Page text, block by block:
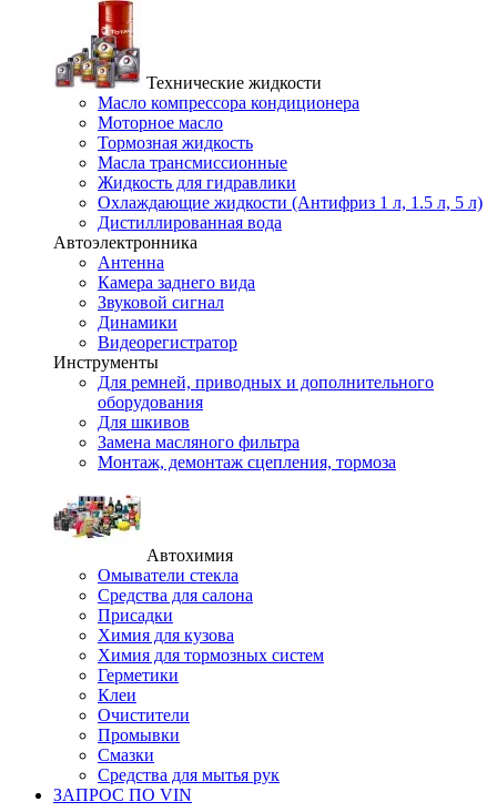
Технические жидкости
Масло компрессора кондиционера
Моторное масло
Тормозная жидкость
Масла трансмиссионные
Жидкость для гидравлики
Охлаждающие жидкости (Антифриз 1 л, 1.5 л, 5 л)
Дистиллированная вода
Автоэлектронника
Антенна
Камера заднего вида
Звуковой сигнал
Динамики
Видеорегистратор
Инструменты
Для ремней, приводных и дополнительного
оборудования
Для шкивов
Замена масляного фильтра
Монтаж, демонтаж сцепления, тормоза
Автохимия
Омыватели стекла
Средства для салона
Присадки
Химия для кузова
Химия для тормозных систем
Герметики
Клеи
Очистители
Промывки
Смазки
Средства для мытья рук
ЗАПРОС ПО VIN